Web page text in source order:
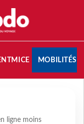
MICE MOBILITÉS
ligne moins